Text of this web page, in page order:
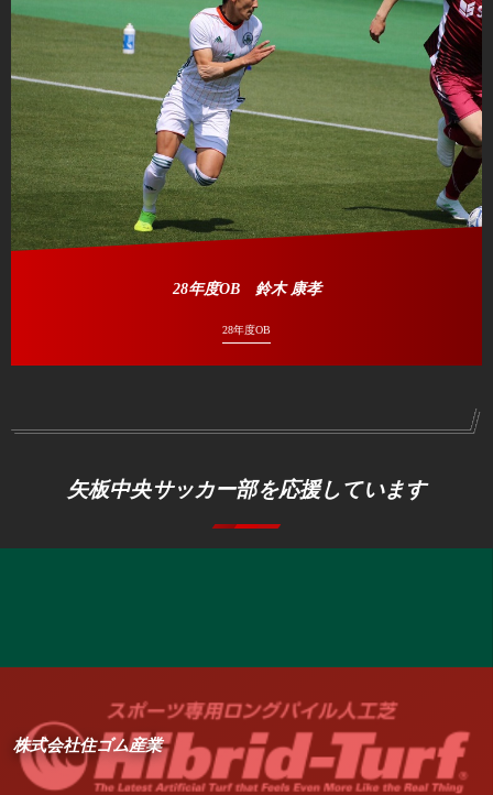
28年度OB 鈴木 康孝
28年度OB
矢板中央サッカー部を応援しています
株式会社住ゴム産業